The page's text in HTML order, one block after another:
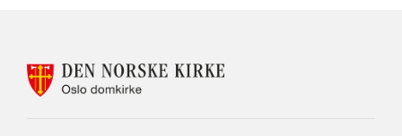
KONTAKTINFORMASJON